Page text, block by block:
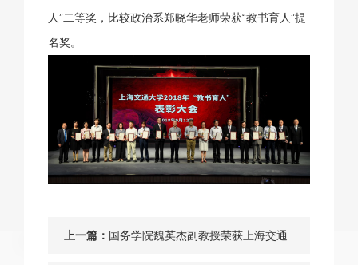
人”二等奖，比较政治系郑晓华老师荣获“教书育人”提
名奖。
上一篇： 国务学院魏英杰副教授荣获上海交通